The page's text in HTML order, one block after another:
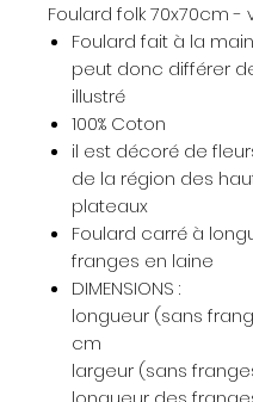
Foulard folk 70x70cm -
Foulard fait à la
peut donc différer
illustré
100% Coton
il est décoré de
de la région des
plateaux
Foulard carré à
franges en laine
DIMENSIONS :
longueur (sans
cm
largeur (sans